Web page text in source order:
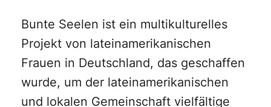
Bunte Seelen ist ein multikulturelles
Projekt von lateinamerikanischen
Frauen in Deutschland, das geschaffen
wurde, um der lateinamerikanischen
und lokalen Gemeinschaft vielfältige